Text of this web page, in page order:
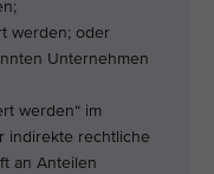
oder
Unternehmen
werden“ im
indirekte rechtliche
an Anteilen